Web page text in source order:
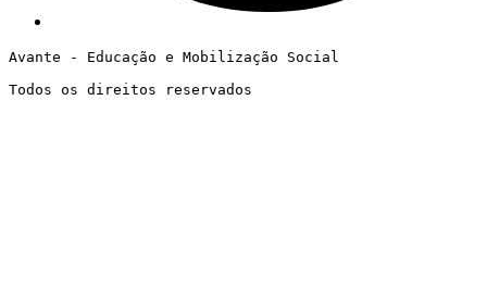
Avante - Educação e Mobilização Social
Todos os direitos reservados